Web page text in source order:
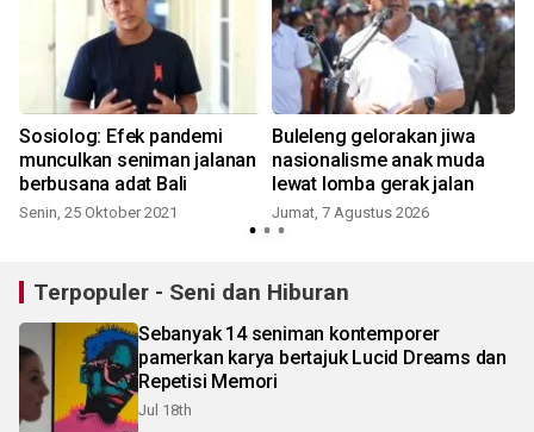
Sosiolog: Efek pandemi
munculkan seniman jalanan
berbusana adat Bali
Senin, 25 Oktober 2021
Buleleng gelorakan jiwa
nasionalisme anak muda
lewat lomba gerak jalan
Jumat, 7 Agustus 2026
Terpopuler - Seni dan Hiburan
Sebanyak 14 seniman kontemporer
pamerkan karya bertajuk Lucid Dreams dan
Repetisi Memori
Jul 18th